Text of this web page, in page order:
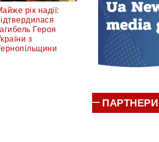
рік надії:
Героя
з
ПАРТНЕРИ